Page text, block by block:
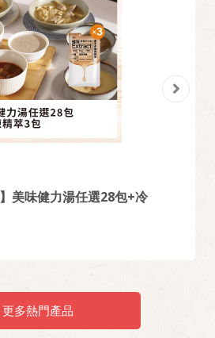
】美味健力湯任選28包+冷
更多熱門產品